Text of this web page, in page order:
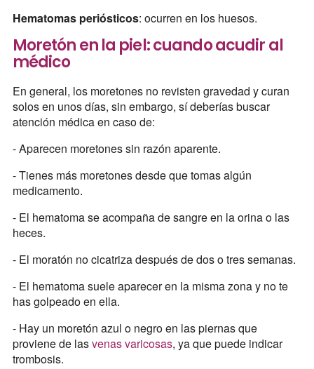
Hematomas periósticos: ocurren en los huesos.
Moretón en la piel: cuando acudir al
médico
En general, los moretones no revisten gravedad y curan
solos en unos días, sin embargo, sí deberías buscar
atención médica en caso de:
- Aparecen moretones sin razón aparente.
- Tienes más moretones desde que tomas algún
medicamento.
- El hematoma se acompaña de sangre en la orina o las
heces.
- El moratón no cicatriza después de dos o tres semanas.
- El hematoma suele aparecer en la misma zona y no te
has golpeado en ella.
- Hay un moretón azul o negro en las piernas que
proviene de lasvenas varicosas, ya que puede indicar
trombosis.